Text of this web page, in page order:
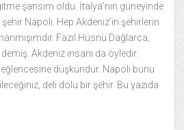
şansım oldu. İtalya’nın güneyinde
şehir Napoli. Hep Akdeniz’in şehirlerin
Fazıl Hüsnü Dağlarca,
Akdeniz insanı da öyledir.
düşkündür. Napoli bunu
deli dolu bir şehir. Bu yazıda